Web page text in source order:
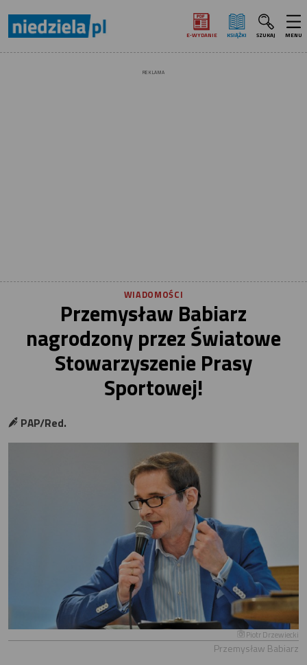
E‑WYDANIE KSIĄŻKI SZUKAJ MENU
REKLAMA
WIADOMOŚCI
Przemysław Babiarz
nagrodzony przez Światowe
Stowarzyszenie Prasy
Sportowej!
PAP/Red.
Piotr Drzewiecki
Przemysław Babiarz